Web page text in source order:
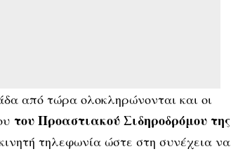
από τώρα ολοκληρώνονται και οι
του Προαστιακού Σιδηροδρόμου της
τηλεφωνία ώστε στη συνέχεια να